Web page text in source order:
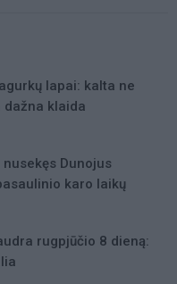
lapai: kalta ne
dažna klaida
Dunojus
karo laikų
rugpjūčio 8 dieną: